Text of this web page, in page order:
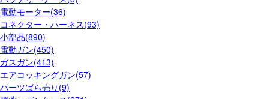
電動モーター(36)
コネクター・ハーネス(93)
小部品(890)
電動ガン(450)
ガスガン(413)
エアコッキングガン(57)
パーツばら売り(9)